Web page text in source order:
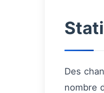
Des
nombre